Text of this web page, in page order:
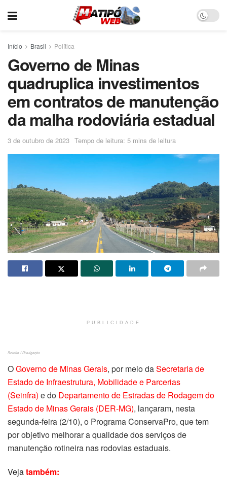
Início Brasil Política
Governo de Minas
quadruplica investimentos
em contratos de manutenção
da malha rodoviária estadual
3 de outubro de 2023 Tempo de leitura: 5 mins de leitura
PUBLICIDADE
Seinfra / Divulgação
OGoverno de Minas Gerais, por meio daSecretaria de
Estado de Infraestrutura, Mobilidade e Parcerias
(Seinfra) e do Departamento de Estradas de Rodagem do
Estado de Minas Gerais (DER-MG), lançaram, nesta
segunda-feira (2/10), o Programa ConservaPro, que tem
por objetivo melhorar a qualidade dos serviços de
manutenção rotineira nas rodovias estaduais.
Vejatambém: